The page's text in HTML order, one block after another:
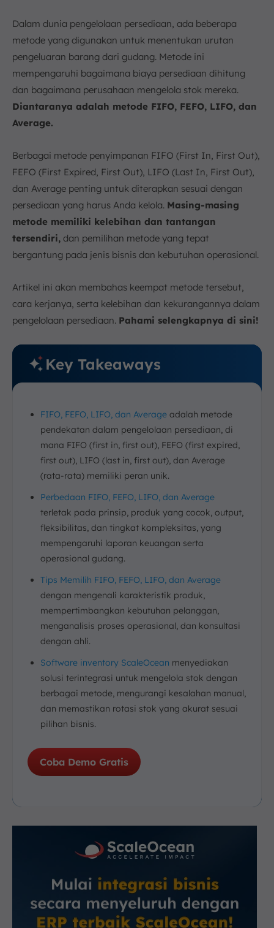
5. Konsultasikan dengan Ahli
Contoh Penerapan Metode FIFO, FEFO, LIFO, dan
Average
1. Penerapan FIFO (First In, First Out)
2. Penerapan FEFO (First Expired, First Out)
3. LIFO (Last In, First Out)
4. Average Cost Method
Kesimpulan
FAQ:
Dalam dunia pengelolaan persediaan, ada beberapa
metode yang digunakan untuk menentukan urutan
pengeluaran barang dari gudang. Metode ini
mempengaruhi bagaimana biaya persediaan dihitung
dan bagaimana perusahaan mengelola stok mereka.
Diantaranya adalah metode FIFO, FEFO, LIFO, dan
Average.
Berbagai metode penyimpanan FIFO (First In, First Out),
FEFO (First Expired, First Out), LIFO (Last In, First Out),
dan Average penting untuk diterapkan sesuai dengan
persediaan yang harus Anda kelola. Masing-masing
metode memiliki kelebihan dan tantangan
tersendiri, dan pemilihan metode yang tepat
bergantung pada jenis bisnis dan kebutuhan operasional.
Artikel ini akan membahas keempat metode tersebut,
cara kerjanya, serta kelebihan dan kekurangannya dalam
pengelolaan persediaan. Pahami selengkapnya di sini!
Key Takeaways
FIFO, FEFO, LIFO, dan Average adalah metode
pendekatan dalam pengelolaan persediaan, di
mana FIFO (first in, first out), FEFO (first expired,
first out), LIFO (last in, first out), dan Average
(rata-rata) memiliki peran unik.
Perbedaan FIFO, FEFO, LIFO, dan Average
terletak pada prinsip, produk yang cocok, output,
fleksibilitas, dan tingkat kompleksitas, yang
mempengaruhi laporan keuangan serta
operasional gudang.
Tips Memilih FIFO, FEFO, LIFO, dan Average
dengan mengenali karakteristik produk,
mempertimbangkan kebutuhan pelanggan,
menganalisis proses operasional, dan konsultasi
dengan ahli.
Software inventory ScaleOcean menyediakan
solusi terintegrasi untuk mengelola stok dengan
berbagai metode, mengurangi kesalahan manual,
dan memastikan rotasi stok yang akurat sesuai
pilihan bisnis.
Coba Demo Gratis